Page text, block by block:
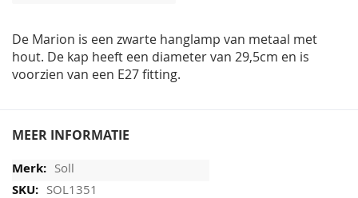
De Marion is een zwarte hanglamp van metaal met
hout. De kap heeft een diameter van 29,5cm en is
voorzien van een E27 fitting.
MEER INFORMATIE
Soll
SOL1351